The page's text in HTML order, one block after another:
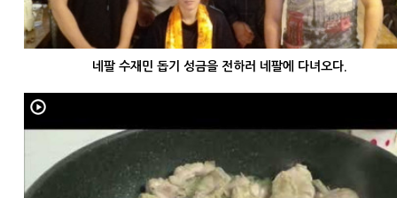
네팔 수재민 돕기 성금을 전하러 네팔에 다녀오다.